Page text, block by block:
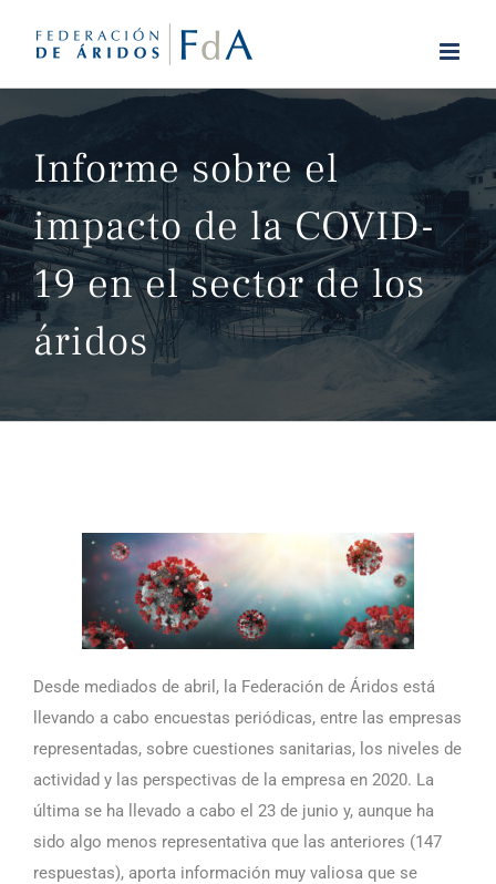
Informe sobre el
impacto de la COVID-
19 en el sector de los
áridos
Desde mediados de abril, la Federación de Áridos está
llevando a cabo encuestas periódicas, entre las empresas
representadas, sobre cuestiones sanitarias, los niveles de
actividad y las perspectivas de la empresa en 2020. La
última se ha llevado a cabo el 23 de junio y, aunque ha
sido algo menos representativa que las anteriores (147
respuestas), aporta información muy valiosa que se